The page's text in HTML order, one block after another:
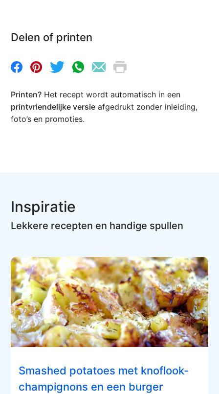
Delen of printen
Printen? Het recept wordt automatisch in een
printvriendelijke versie afgedrukt zonder inleiding,
foto’s en promoties.
Inspiratie
Lekkere recepten en handige spullen
Smashed potatoes met knoflook-
champignons en een burger